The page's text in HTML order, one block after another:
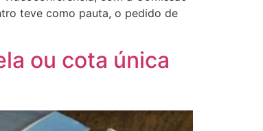
teve como pauta, o pedido de
ou cota única